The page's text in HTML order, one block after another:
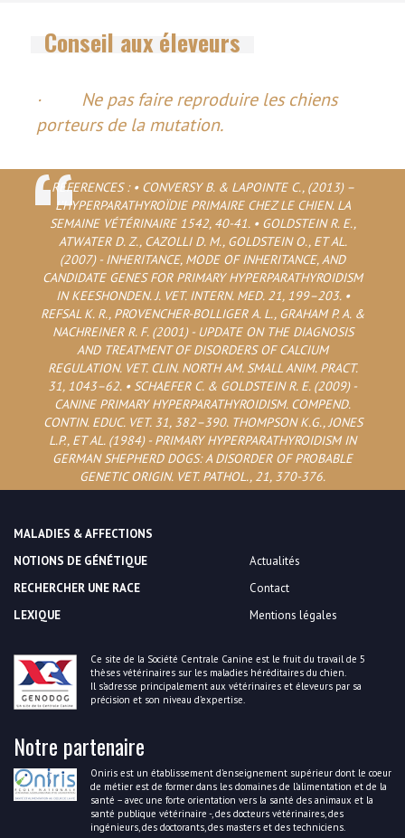
Conseil aux éleveurs
· Ne pas faire reproduire les chiens
porteurs de la mutation.
REFERENCES : • CONVERSY B. & LAPOINTE C., (2013) –
L’HYPERPARATHYROÏDIE PRIMAIRE CHEZ LE CHIEN. LA
SEMAINE VÉTÉRINAIRE 1542, 40-41. • GOLDSTEIN R. E.,
ATWATER D. Z., CAZOLLI D. M., GOLDSTEIN O., ET AL.
(2007) - INHERITANCE, MODE OF INHERITANCE, AND
CANDIDATE GENES FOR PRIMARY HYPERPARATHYROIDISM
IN KEESHONDEN. J. VET. INTERN. MED. 21, 199–203. •
REFSAL K. R., PROVENCHER-BOLLIGER A. L., GRAHAM P. A. &
NACHREINER R. F. (2001) - UPDATE ON THE DIAGNOSIS
AND TREATMENT OF DISORDERS OF CALCIUM
REGULATION. VET. CLIN. NORTH AM. SMALL ANIM. PRACT.
31, 1043–62. • SCHAEFER C. & GOLDSTEIN R. E. (2009) -
CANINE PRIMARY HYPERPARATHYROIDISM. COMPEND.
CONTIN. EDUC. VET. 31, 382–390. THOMPSON K.G., JONES
L.P., ET AL. (1984) - PRIMARY HYPERPARATHYROIDISM IN
GERMAN SHEPHERD DOGS: A DISORDER OF PROBABLE
GENETIC ORIGIN. VET. PATHOL., 21, 370-376.
MALADIES & AFFECTIONS
NOTIONS DE GÉNÉTIQUE
RECHERCHER UNE RACE
LEXIQUE
Actualités
Contact
Mentions légales
Ce site de la Société Centrale Canine est le fruit du travail de 5
thèses vétérinaires sur les maladies héréditaires du chien.
Il s’adresse principalement aux vétérinaires et éleveurs par sa
précision et son niveau d’expertise.
Notre partenaire
Oniris est un établissement d’enseignement supérieur dont le coeur
de métier est de former dans les domaines de l’alimentation et de la
santé – avec une forte orientation vers la santé des animaux et la
santé publique vétérinaire -, des docteurs vétérinaires, des
ingénieurs, des doctorants, des masters et des techniciens.